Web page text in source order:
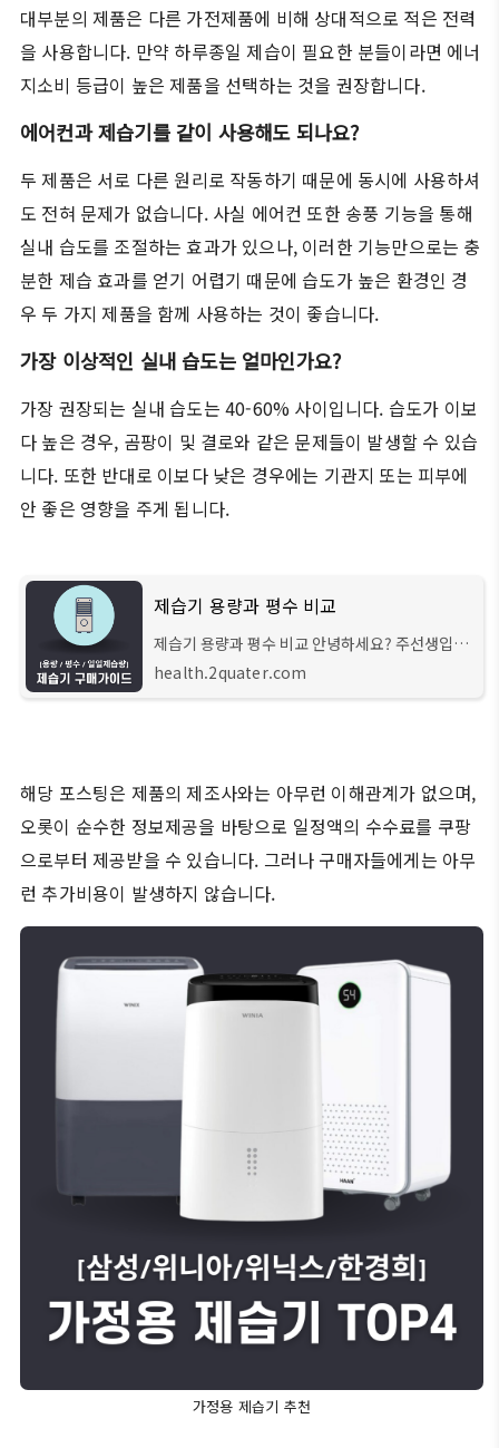
대부분의 제품은 다른 가전제품에 비해 상대적으로 적은 전력
을 사용합니다. 만약 하루종일 제습이 필요한 분들이라면 에너
지소비 등급이 높은 제품을 선택하는 것을 권장합니다.
에어컨과 제습기를 같이 사용해도 되나요?
두 제품은 서로 다른 원리로 작동하기 때문에 동시에 사용하셔
도 전혀 문제가 없습니다. 사실 에어컨 또한 송풍 기능을 통해
실내 습도를 조절하는 효과가 있으나, 이러한 기능만으로는 충
분한 제습 효과를 얻기 어렵기 때문에 습도가 높은 환경인 경
우 두 가지 제품을 함께 사용하는 것이 좋습니다.
가장 이상적인 실내 습도는 얼마인가요?
가장 권장되는 실내 습도는 40-60% 사이입니다. 습도가 이보
다 높은 경우, 곰팡이 및 결로와 같은 문제들이 발생할 수 있습
니다. 또한 반대로 이보다 낮은 경우에는 기관지 또는 피부에
안 좋은 영향을 주게 됩니다.
제습기 용량과 평수 비교
제습기 용량과 평수 비교 안녕하세요? 주선생입니
다. 지속적으로 심화되는 엘니뇨 현상으로 인해 앞
으로도 강수량은 계속해서 늘어날 것으로 보이고,
health.2quater.com
해당 포스팅은 제품의 제조사와는 아무런 이해관계가 없으며,
오롯이 순수한 정보제공을 바탕으로 일정액의 수수료를 쿠팡
으로부터 제공받을 수 있습니다. 그러나 구매자들에게는 아무
런 추가비용이 발생하지 않습니다.
가정용 제습기 추천